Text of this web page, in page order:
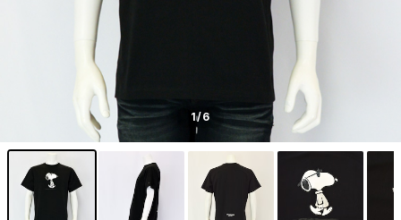
1/6